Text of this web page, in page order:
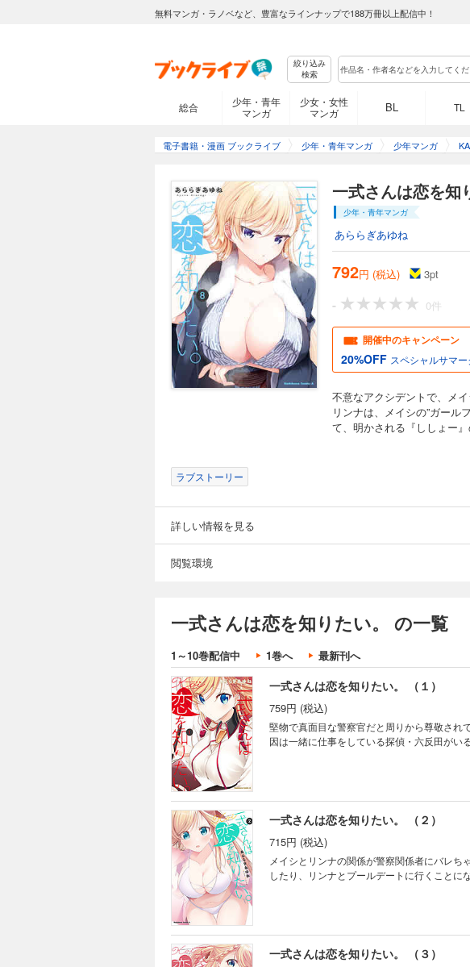
無料マンガ・ラノベなど、豊富なラインナップで188万冊以上配信中！
絞り込み
検索
総合
少年・青年
マンガ
少女・女性
マンガ
BL TL
電子書籍・漫画 ブックライブ 少年・青年マンガ 少年マンガ
一式さんは恋を知
少年・青年マンガ
あららぎあゆね
792円 (税込) 3pt
- 0件
開催中のキャンペーン
20%OFF スペシャルサマ
不意なアクシデントで、メ
リンナは、メイシの”ガール
て、明かされる『ししょー
ラブストーリー
詳しい情報を見る
閲覧環境
一式さんは恋を知りたい。 の一覧
1～10巻配信中 1巻へ 最新刊へ
一式さんは恋を知りたい。 （１）
759円 (税込)
堅物で真面目な警察官だと周りから尊敬され
因は一緒に仕事をしている探偵・六反田が
一式さんは恋を知りたい。 （２）
715円 (税込)
メイシとリンナの関係が警察関係者にバレ
したり、リンナとプールデートに行くことに
一式さんは恋を知りたい。 （３）